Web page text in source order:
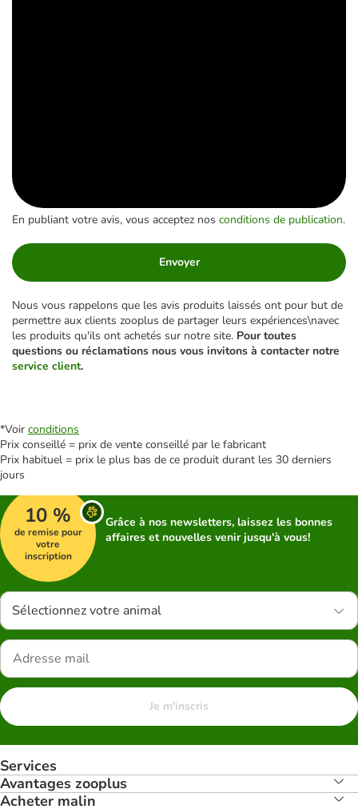
En publiant votre avis, vous acceptez nos conditions de publication.
Envoyer
Nous vous rappelons que les avis produits laissés ont pour but de
permettre aux clients zooplus de partager leurs expériences\navec
les produits qu'ils ont achetés sur notre site. Pour toutes
questions ou réclamations nous vous invitons à contacter notre
service client.
*Voir conditions
Prix conseillé = prix de vente conseillé par le fabricant
Prix habituel = prix le plus bas de ce produit durant les 30 derniers
jours
10 %
de remise pour
votre
inscription
Grâce à nos newsletters, laissez les bonnes
affaires et nouvelles venir jusqu'à vous!
Sélectionnez votre animal
Je m'inscris
Services
Avantages zooplus
Acheter malin